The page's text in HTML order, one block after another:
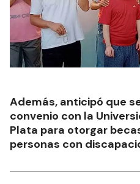
Además, anticipó que
convenio con la
Plata para otorgar
personas con